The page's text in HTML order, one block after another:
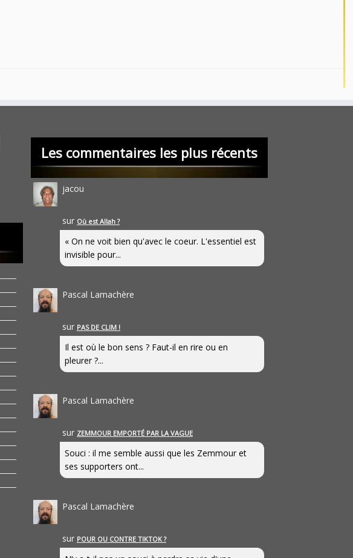
Les commentaires les plus récents
jacou
sur Où est Allah ?
« On ne voit bien qu'avec le coeur. L'essentiel est
invisible pour...
Pascal Lamachère
sur PAS DE CLIM !
Il est où le bon sens ? Faut-il en rire ou en
pleurer ?...
Pascal Lamachère
sur ZEMMOUR EMPORTÉ PAR LA VAGUE
Souci : il me semble aussi que les Zemmour et
ses supporters ont...
Pascal Lamachère
sur POUR OU CONTRE TIKTOK ?